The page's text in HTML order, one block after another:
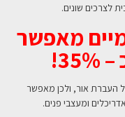
לצרכים שונים.
מאפשר
העברת אור, ולכן מאפשר
ומעצבי פנים.